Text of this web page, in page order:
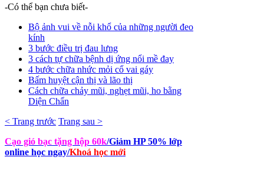
-Có thể bạn chưa biết-
Bộ ảnh vui về nỗi khổ của những người đeo
kính
3 bước điều trị đau lưng
3 cách tự chữa bệnh dị ứng nổi mề đay
4 bước chữa nhức mỏi cổ vai gáy
Bấm huyệt cận thị và lão thị
Cách chữa chảy mũi, nghẹt mũi, ho bằng
Diện Chẩn
< Trang trước Trang sau >
Cạo gió bạc tặng hộp 60k/Giảm HP 50% lớp
online học ngay/Khoá học mới